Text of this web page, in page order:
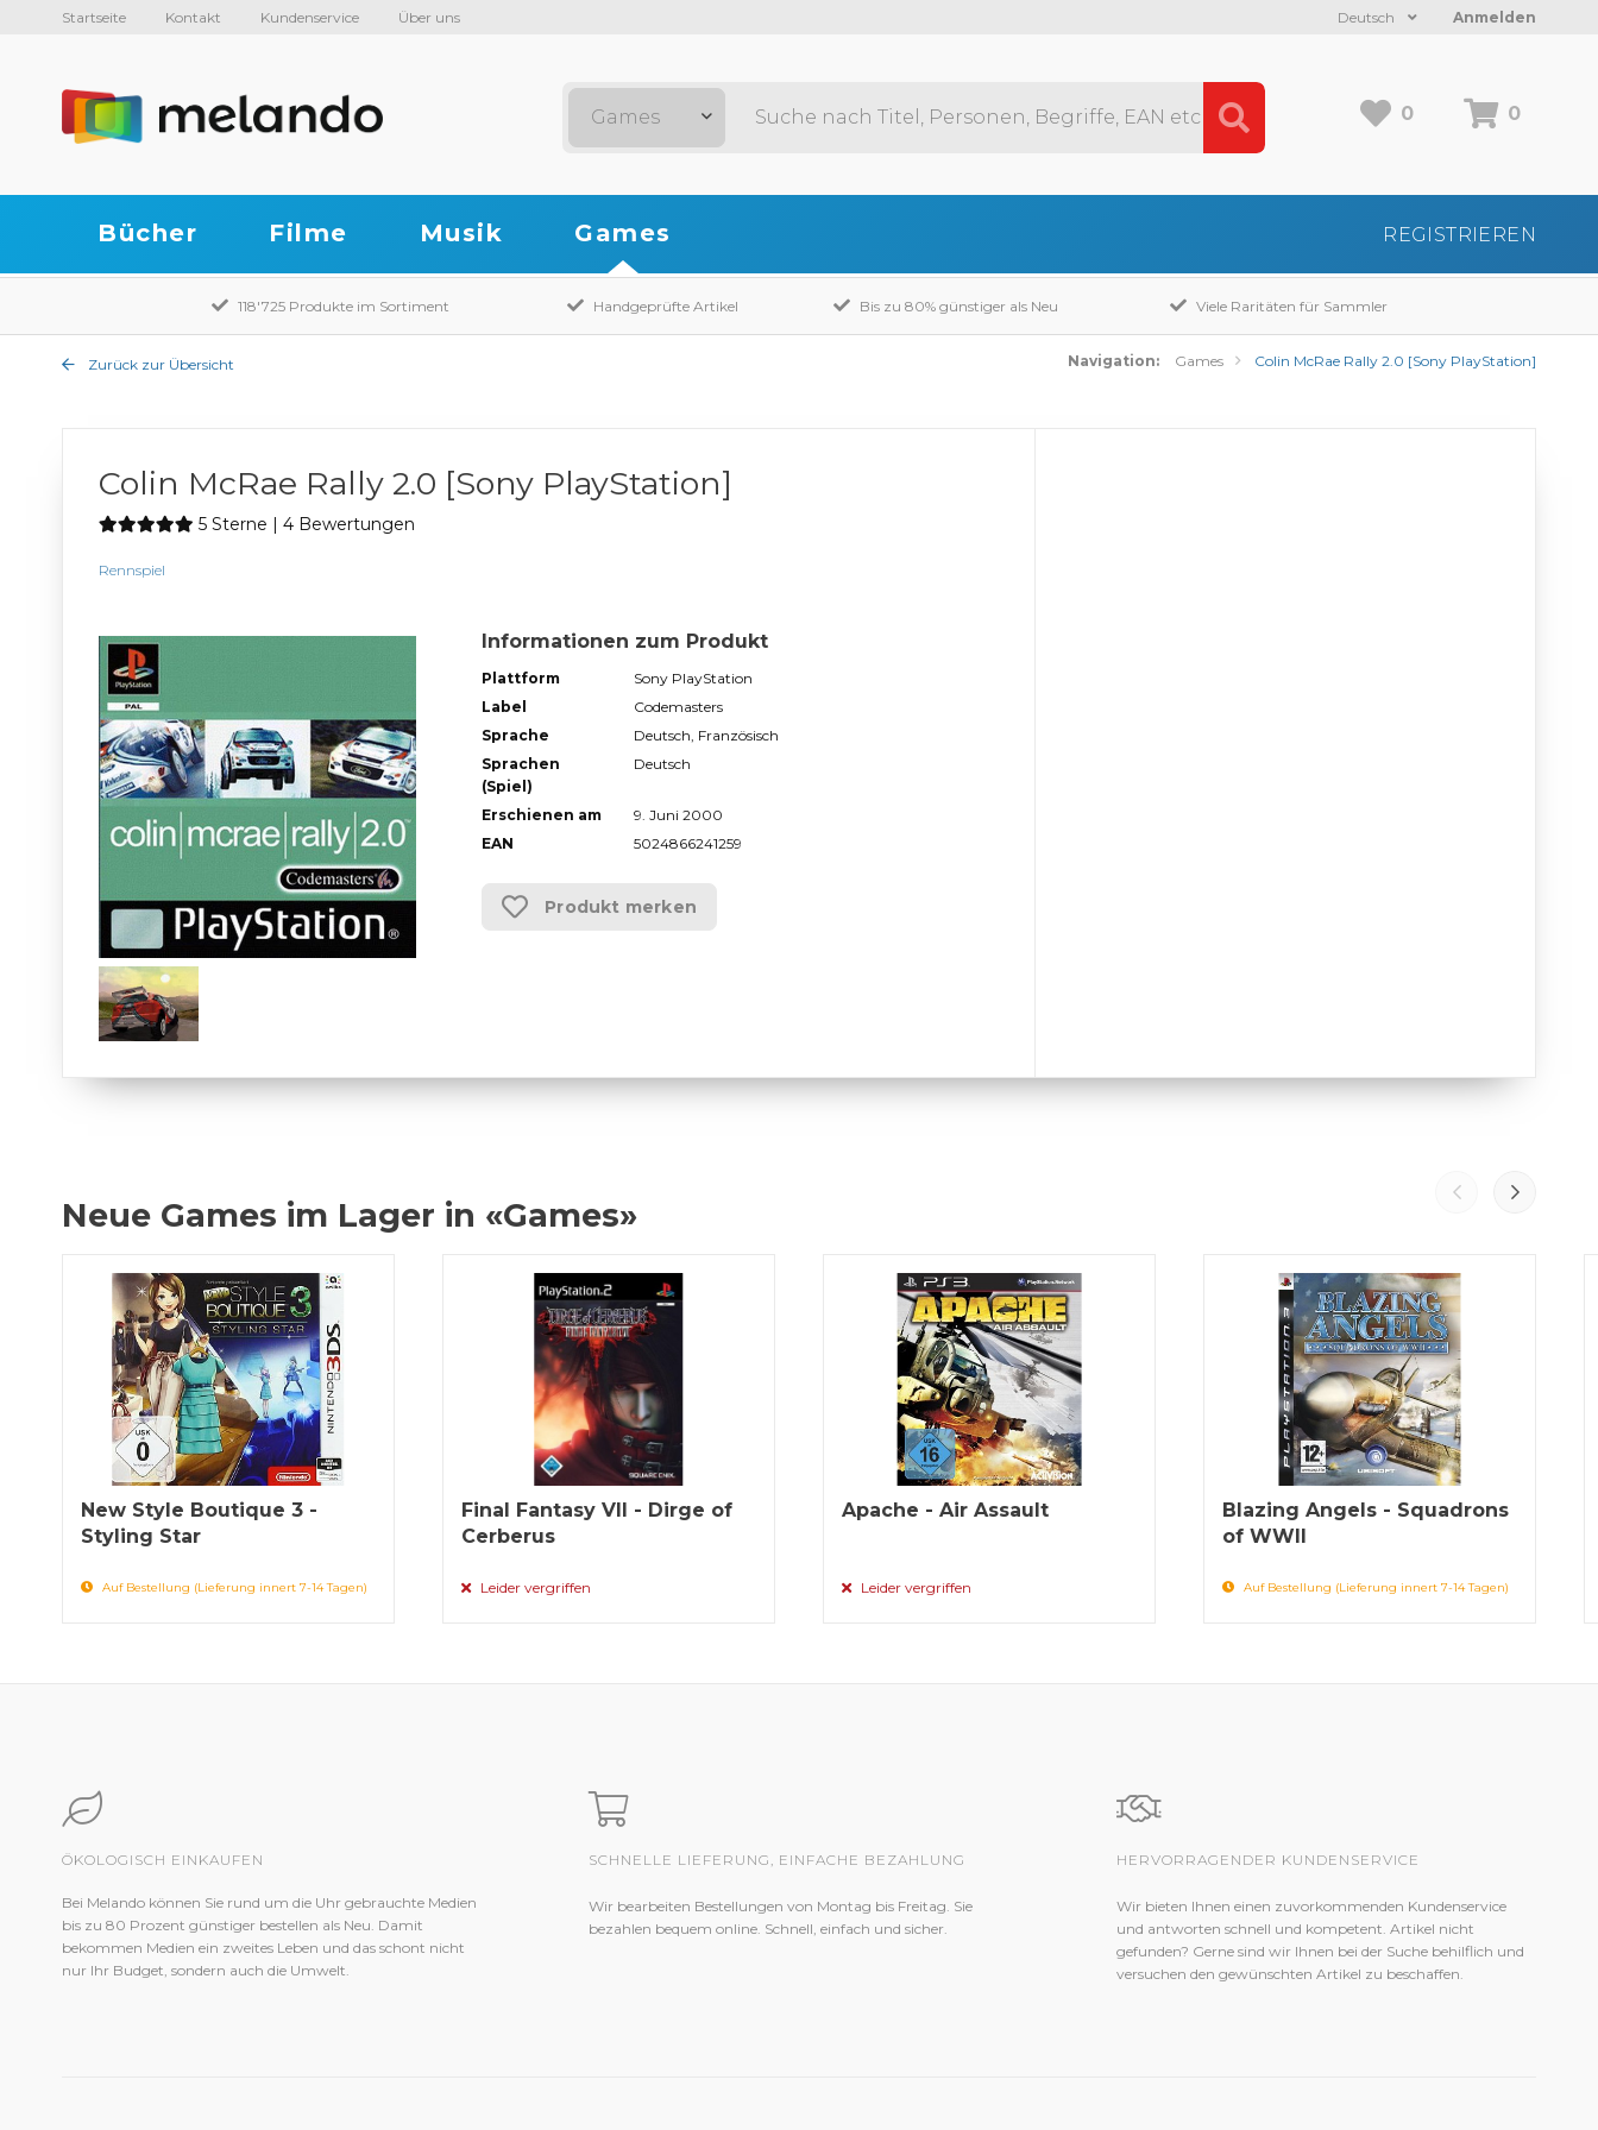
Startseite Kontakt Kundenservice Über uns Anmelden
Deutsch
0 0
Games
Bücher Filme Musik Games REGISTRIEREN
118'725 Produkte im Sortiment Handgeprüfte Artikel Bis zu 80% günstiger als Neu Viele Raritäten für Sammler
Zurück zur Übersicht Navigation: Games Colin McRae Rally 2.0 [Sony PlayStation]
Colin McRae Rally 2.0 [Sony PlayStation]
5 Sterne | 4 Bewertungen
Rennspiel
Informationen zum Produkt
Plattform
Sony PlayStation
Label
Codemasters
Sprache
Deutsch, Französisch
Sprachen
(Spiel)
Deutsch
Erschienen am
9. Juni 2000
EAN
5024866241259
Produkt merken
Neue Games im Lager in «Games»
New Style Boutique 3 -
Styling Star
Auf Bestellung (Lieferung innert 7-14 Tagen)
Final Fantasy VII - Dirge of
Cerberus
Leider vergriffen
Apache - Air Assault
Leider vergriffen
Blazing Angels - Squadrons
of WWII
Auf Bestellung (Lieferung innert 7-14 Tagen)
ÖKOLOGISCH EINKAUFEN
Bei Melando können Sie rund um die Uhr gebrauchte Medien
bis zu 80 Prozent günstiger bestellen als Neu. Damit
bekommen Medien ein zweites Leben und das schont nicht
nur Ihr Budget, sondern auch die Umwelt.
SCHNELLE LIEFERUNG, EINFACHE BEZAHLUNG
Wir bearbeiten Bestellungen von Montag bis Freitag. Sie
bezahlen bequem online. Schnell, einfach und sicher.
HERVORRAGENDER KUNDENSERVICE
Wir bieten Ihnen einen zuvorkommenden Kundenservice
und antworten schnell und kompetent. Artikel nicht
gefunden? Gerne sind wir Ihnen bei der Suche behilflich und
versuchen den gewünschten Artikel zu beschaffen.